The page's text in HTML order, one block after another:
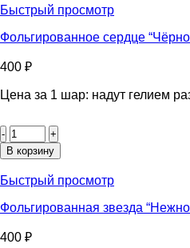
"Розовое
46см
Быстрый просмотр
Фольгированное сердце
400 ₽
Цена за 1 шар: надут гелием
товара
Фольгированное
"Чёрное"
В корзину
Быстрый просмотр
Фольгированная звезда
400 ₽